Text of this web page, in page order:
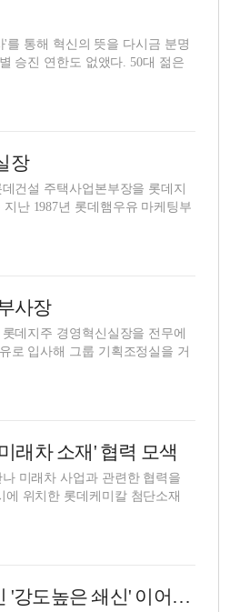
를 통해 혁신의 뜻을 다시금 분명
승진 연한도 없앴다. 50대 젊은
장
건설 주택사업본부장을 롯데지
난 1987년 롯데햄우유 마케팅부
사장
데지주 경영혁신실장을 전무에
로 입사해 그룹 기획조정실을 거
래차 소재' 협력 모색
미래차 사업과 관련한 협력을
위치한 롯데케미칼 첨단소재
이번 주 연말 인사 단행하는 롯데…신동빈 '강도높은 쇄신' 이어지나